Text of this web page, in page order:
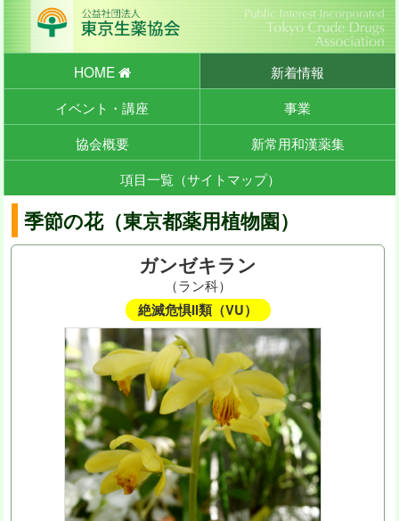
HOME
新着情報
イベント・講座
事業
協会概要
新常用和漢薬集
項目一覧（サイトマップ）
季節の花（東京都薬用植物園）
ガンゼキラン
（ラン科）
絶滅危惧II類（VU）